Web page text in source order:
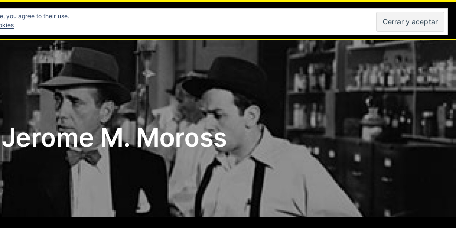
Directores
Jerome M. Moross
you agree to their use.